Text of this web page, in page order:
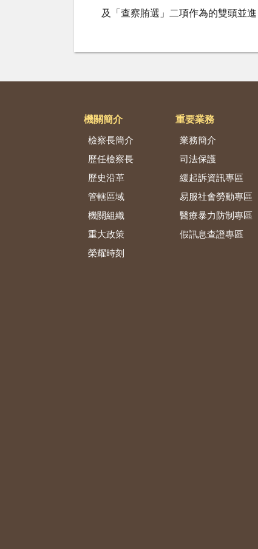
及「查察賄選」二項作為的雙頭並
機關簡介
檢察長簡介
歷任檢察長
歷史沿革
管轄區域
機關組織
重大政策
榮耀時刻
重要業務
業務簡介
司法保護
緩起訴資訊專區
易服社會勞動專區
醫療暴力防制專區
假訊息查證專區